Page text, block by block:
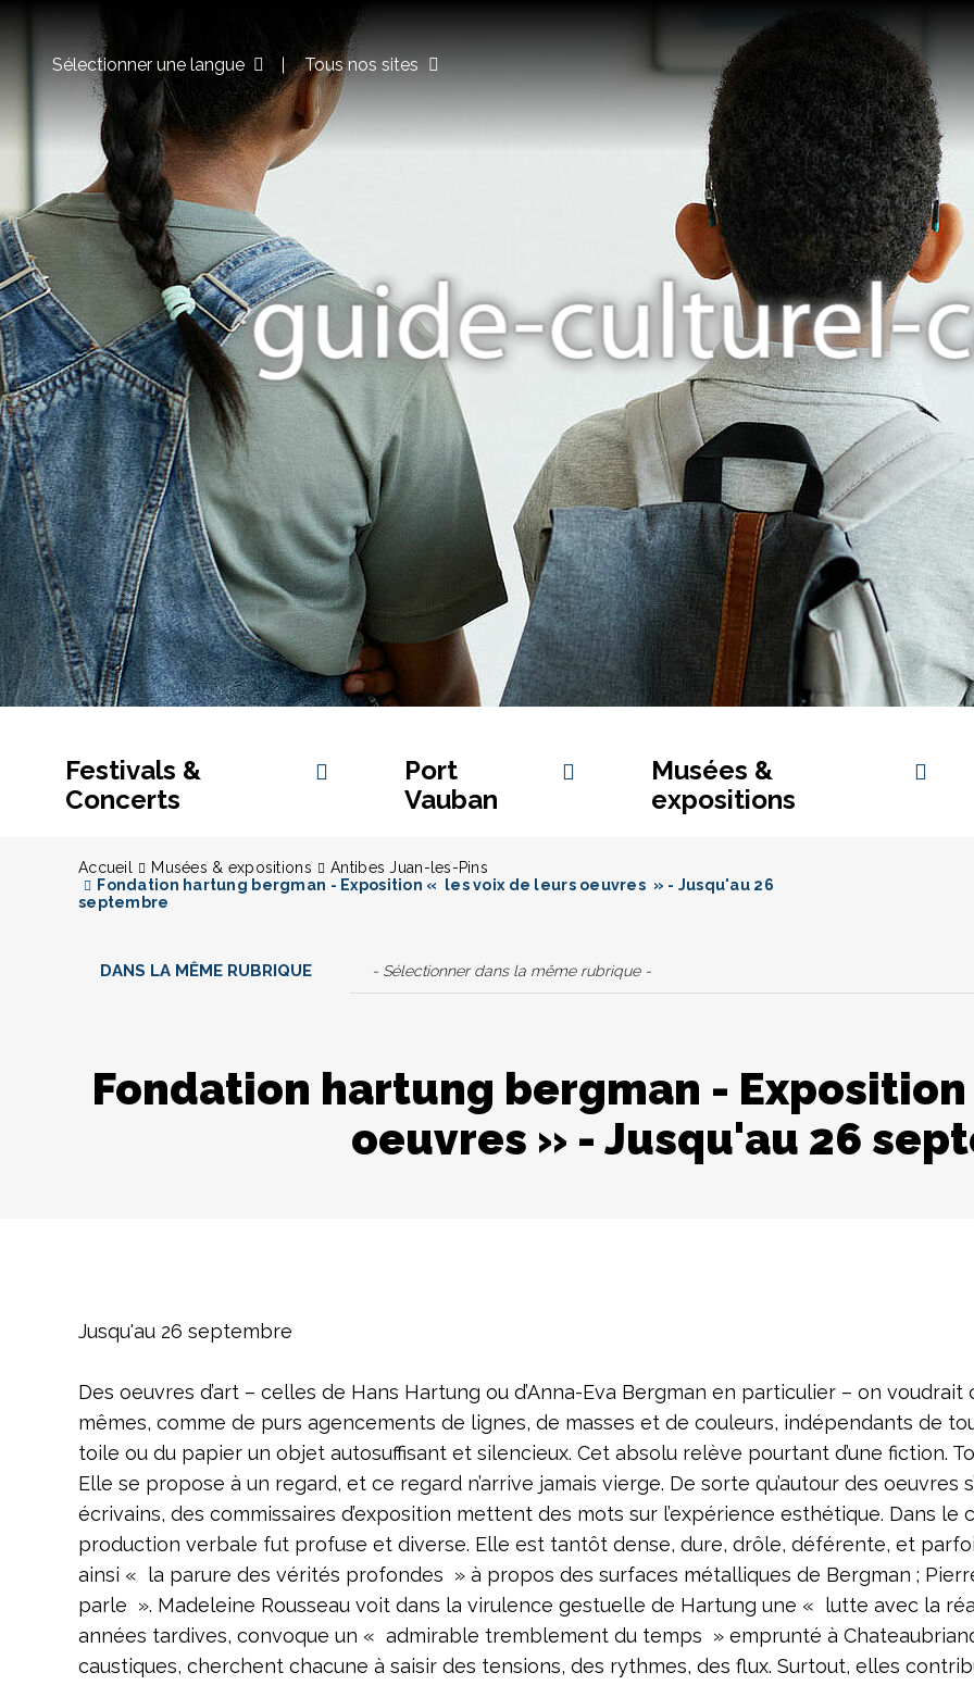
Sélectionner une langue Tous nos sites
Festivals &
Concerts
Port
Vauban
Musées &
expositions
Accueil Musées & expositions
Antibes Juan-les-Pins
Fondation hartung bergman - Exposition « les voix de leurs oeuvres » - Jusqu'au 26
septembre
DANS LA MÊME RUBRIQUE - Sélectionner dans la même rubrique -
Fondation hartung bergman -
oeuvres » - Jusqu'au 26
Jusqu'au 26 septembre
Des oeuvres d’art – celles de Hans Hartung ou d’Anna-Eva Bergman en particulier – on
mêmes, comme de purs agencements de lignes, de masses et de couleurs, indépendants de
toile ou du papier un objet autosuffisant et silencieux. Cet absolu relève pourtant d’une fiction.
Elle se propose à un regard, et ce regard n’arrive jamais vierge. De sorte qu’autour des oeuvres
écrivains, des commissaires d’exposition mettent des mots sur l’expérience esthétique. Dans
production verbale fut profuse et diverse. Elle est tantôt dense, dure, drôle, déférente, et
ainsi « la parure des vérités profondes » à propos des surfaces métalliques de Bergman ;
parle ». Madeleine Rousseau voit dans la virulence gestuelle de Hartung une « lutte avec la
années tardives, convoque un « admirable tremblement du temps » emprunté à
caustiques, cherchent chacune à saisir des tensions, des rythmes, des flux. Surtout, elles